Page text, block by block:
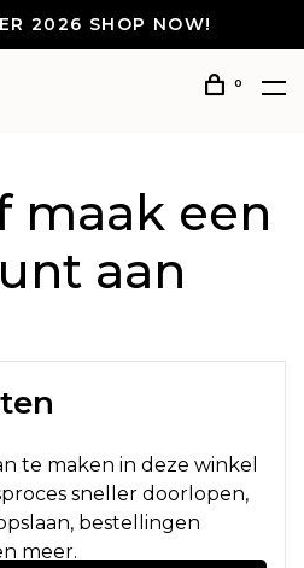
2026 SHOP NOW!
0
maak een
aan
te maken in deze winkel
sneller doorlopen,
bestellingen
meer.